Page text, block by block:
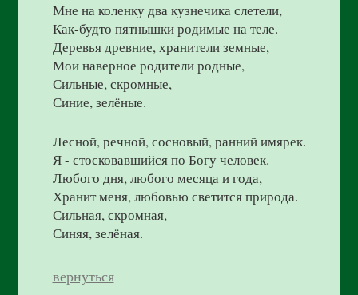
Мне на коленку два кузнечика слетели,
Как-будто пятнышки родимые на теле.
Деревья древние, хранители земные,
Мои наверное родители родные,
Сильные, скромные,
Синие, зелёные.
Лесной, речной, сосновый, ранний имярек.
Я - стосковавшийся по Богу человек.
Любого дня, любого месяца и года,
Хранит меня, любовью светится природа.
Сильная, скромная,
Синяя, зелёная.
вернуться